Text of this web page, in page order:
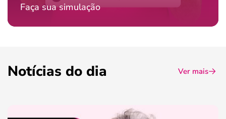
Faça sua simulação
Notícias do dia Ver mais